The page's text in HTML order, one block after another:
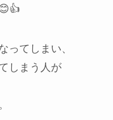
ってしまい、
しまう人が